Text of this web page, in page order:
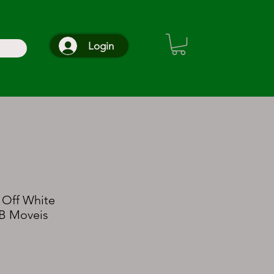
Login
Off White
Moveis